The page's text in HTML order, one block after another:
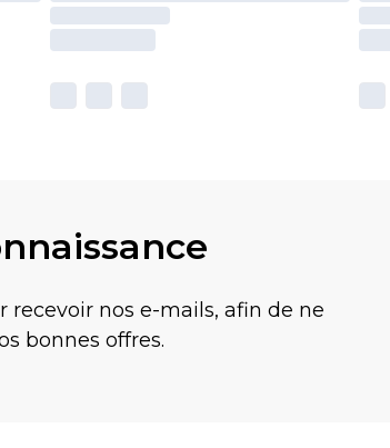
recevoir nos e-mails, afin de ne
bonnes offres.